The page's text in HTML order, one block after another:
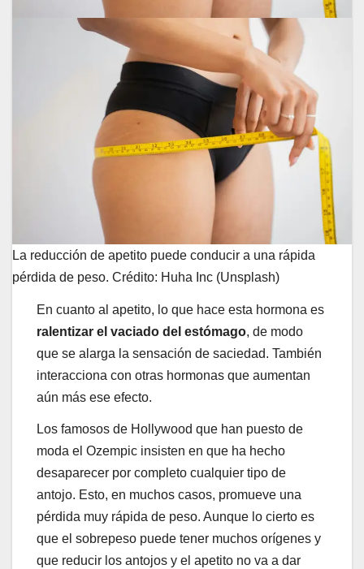
La reducción de apetito puede conducir a una rápida
pérdida de peso. Crédito: Huha Inc (Unsplash)
En cuanto al apetito, lo que hace esta hormona es
ralentizar el vaciado del estómago, de modo
que se alarga la sensación de saciedad. También
interacciona con otras hormonas que aumentan
aún más ese efecto.
Los famosos de Hollywood que han puesto de
moda el Ozempic insisten en que ha hecho
desaparecer por completo cualquier tipo de
antojo. Esto, en muchos casos, promueve una
pérdida muy rápida de peso. Aunque lo cierto es
que el sobrepeso puede tener muchos orígenes y
que reducir los antojos y el apetito no va a dar